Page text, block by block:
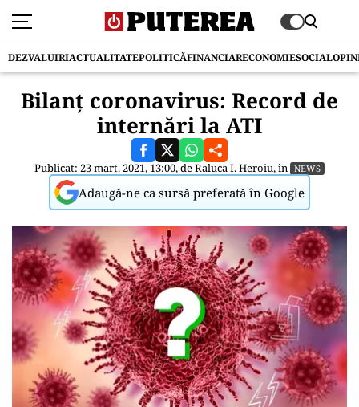
DEZVALUIRIACTUALITATEPOLITICĂFINANCIARECONOMIESOCIAL
Bilanț coronavirus: Record de
internări la ATI
Publicat: 23 mart. 2021, 13:00, deRaluca I. Heroiu, în NEWS
Adaugă-ne ca sursă preferată în Google